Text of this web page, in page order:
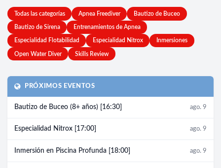
Todas las categorías Apnea Freediver Bautizo de Buceo
Bautizo de Sirena Entrenamientos de Apnea
Especialidad Flotabilidad Especialidad Nitrox Inmersiones
Open Water Diver Skills Review
PRÓXIMOS EVENTOS
Bautizo de Buceo (8+ años) [16:30] ago. 9
Especialidad Nitrox [17:00] ago. 9
Inmersión en Piscina Profunda [18:00] ago. 9